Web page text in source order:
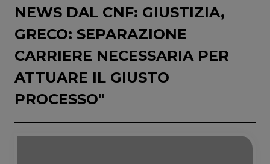
NEWS DAL CNF: GIUSTIZIA,
GRECO: SEPARAZIONE
CARRIERE NECESSARIA PER
ATTUARE IL GIUSTO
PROCESSO"